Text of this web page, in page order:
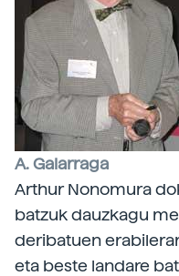
A. Galarraga
Arthur Nonomura
batzuk dauzkagu
deribatuen
eta beste landare